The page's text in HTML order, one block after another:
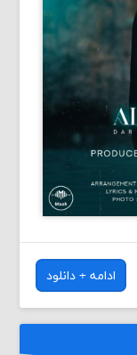
ادامه + دانلود